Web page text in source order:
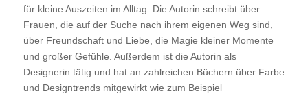
für kleine Auszeiten im Alltag. Die Autorin schreibt über
Frauen, die auf der Suche nach ihrem eigenen Weg sind,
über Freundschaft und Liebe, die Magie kleiner Momente
und großer Gefühle. Außerdem ist die Autorin als
Designerin tätig und hat an zahlreichen Büchern über Farbe
und Designtrends mitgewirkt wie zum Beispiel